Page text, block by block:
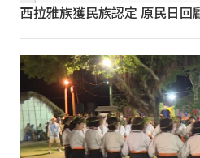
西拉雅族獲民族認定 原民日回